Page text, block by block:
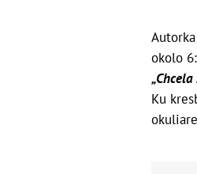
okolo
Ku